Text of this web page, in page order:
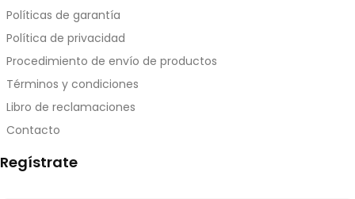
Políticas de garantía
Política de privacidad
Procedimiento de envío de productos
Términos y condiciones
Libro de reclamaciones
Contacto
Regístrate